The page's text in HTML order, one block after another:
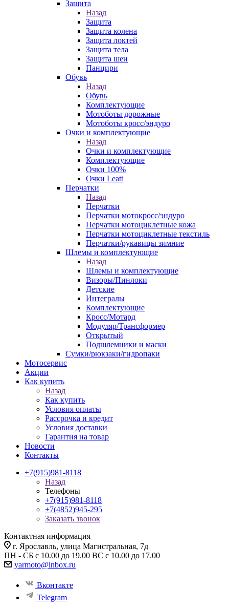
Защита
Назад
Защита
Защита колена
Защита локтей
Защита тела
Защита шеи
Панцири
Обувь
Назад
Обувь
Комплектующие
Мотоботы дорожные
Мотоботы кросс/эндуро
Очки и комплектующие
Назад
Очки и комплектующие
Комплектующие
Очки 100%
Очки Leatt
Перчатки
Назад
Перчатки
Перчатки мотокросс/эндуро
Перчатки мотоциклетные кожа
Перчатки мотоциклетные текстиль
Перчатки/рукавицы зимние
Шлемы и комплектующие
Назад
Шлемы и комплектующие
Визоры/Пинлоки
Детские
Интегралы
Комплектующие
Кросс/Мотард
Модуляр/Трансформер
Открытый
Подшлемники и маски
Сумки/рюкзаки/гидропаки
Мотосервис
Акции
Как купить
Назад
Как купить
Условия оплаты
Рассрочка и кредит
Условия доставки
Гарантия на товар
Новости
Контакты
+7(915)981-8118
Назад
Телефоны
+7(915)981-8118
+7(4852)945-295
Заказать звонок
Контактная информация
г. Ярославль, улица Магистральная, 7д
ПН - СБ с 10.00 до 19.00 ВС с 10.00 до 17.00
yarmoto@inbox.ru
Вконтакте
Telegram